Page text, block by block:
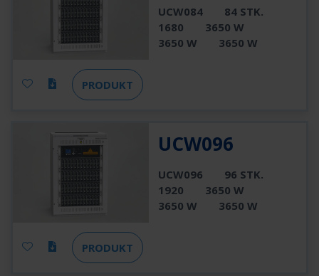
UCW084
84 STK.
1680
3650 W
3650 W
3650 W
PRODUKT
UCW096
UCW096
96 STK.
1920
3650 W
3650 W
3650 W
PRODUKT